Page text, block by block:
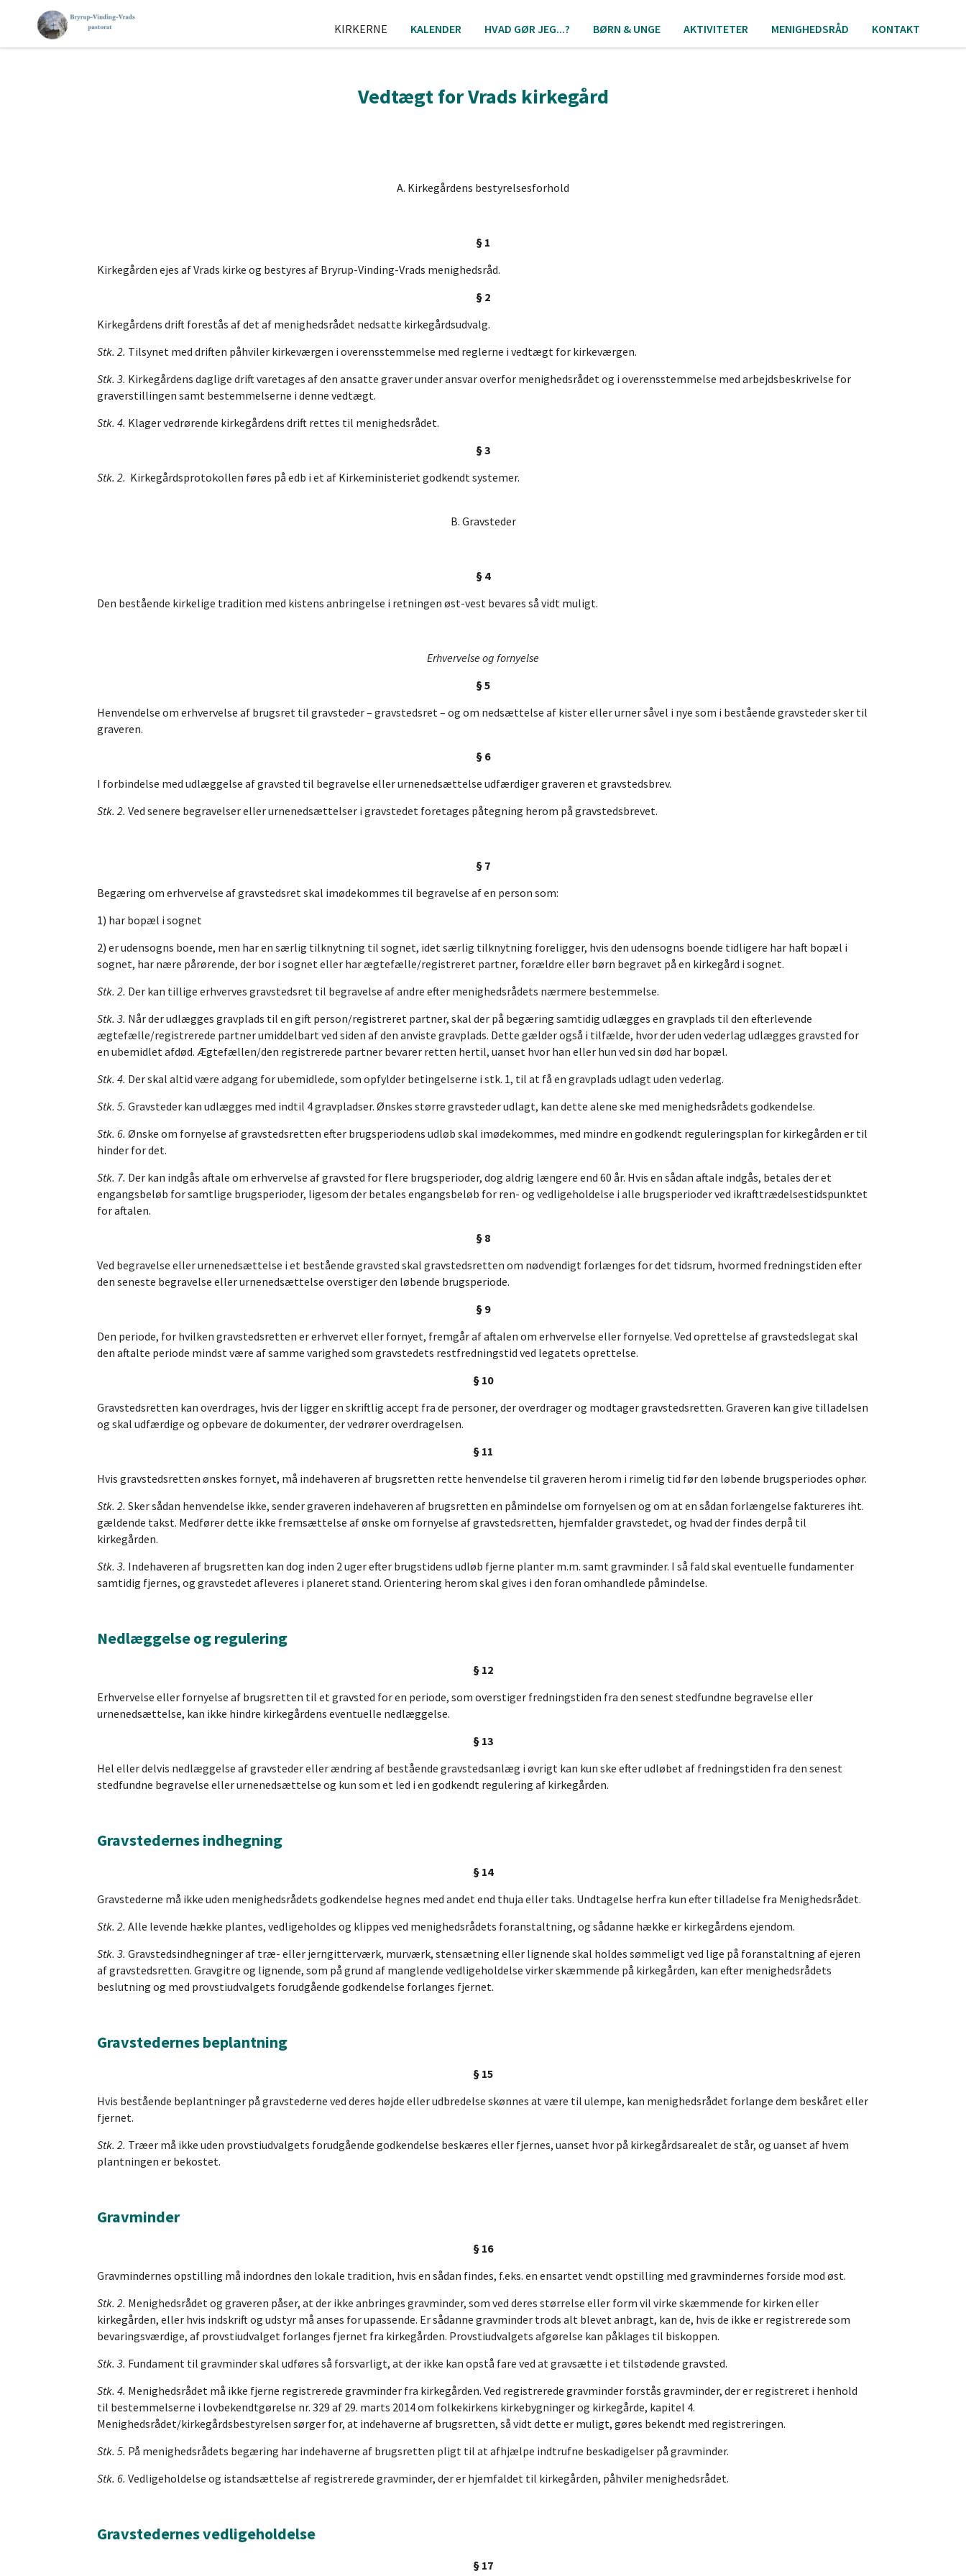
KIRKERNE KALENDER HVAD GØR JEG...? BØRN & UNGE AKTIVITETER MENIGHEDSRÅD KONTAKT
Vedtægt for Vrads kirkegård
A. Kirkegårdens bestyrelsesforhold
§ 1
Kirkegården ejes af Vrads kirke og bestyres af Bryrup-Vinding-Vrads menighedsråd.
§ 2
Kirkegårdens drift forestås af det af menighedsrådet nedsatte kirkegårdsudvalg.
Stk. 2. Tilsynet med driften påhviler kirkeværgen i overensstemmelse med reglerne i vedtægt for kirkeværgen.
Stk. 3. Kirkegårdens daglige drift varetages af den ansatte graver under ansvar overfor menighedsrådet og i overensstemmelse med arbejdsbeskrivelse for
graverstillingen samt bestemmelserne i denne vedtægt.
Stk. 4. Klager vedrørende kirkegårdens drift rettes til menighedsrådet.
§ 3
Stk. 2. Kirkegårdsprotokollen føres på edb i et af Kirkeministeriet godkendt systemer.
B. Gravsteder
§ 4
Den bestående kirkelige tradition med kistens anbringelse i retningen øst-vest bevares så vidt muligt.
Erhvervelse og fornyelse
§ 5
Henvendelse om erhvervelse af brugsret til gravsteder – gravstedsret – og om nedsættelse af kister eller urner såvel i nye som i bestående gravsteder sker til
graveren.
§ 6
I forbindelse med udlæggelse af gravsted til begravelse eller urnenedsættelse udfærdiger graveren et gravstedsbrev.
Stk. 2. Ved senere begravelser eller urnenedsættelser i gravstedet foretages påtegning herom på gravstedsbrevet.
§ 7
Begæring om erhvervelse af gravstedsret skal imødekommes til begravelse af en person som:
1) har bopæl i sognet
2) er udensogns boende, men har en særlig tilknytning til sognet, idet særlig tilknytning foreligger, hvis den udensogns boende tidligere har haft bopæl i
sognet, har nære pårørende, der bor i sognet eller har ægtefælle/registreret partner, forældre eller børn begravet på en kirkegård i sognet.
Stk. 2. Der kan tillige erhverves gravstedsret til begravelse af andre efter menighedsrådets nærmere bestemmelse.
Stk. 3. Når der udlægges gravplads til en gift person/registreret partner, skal der på begæring samtidig udlægges en gravplads til den efterlevende
ægtefælle/registrerede partner umiddelbart ved siden af den anviste gravplads. Dette gælder også i tilfælde, hvor der uden vederlag udlægges gravsted for
en ubemidlet afdød. Ægtefællen/den registrerede partner bevarer retten hertil, uanset hvor han eller hun ved sin død har bopæl.
Stk. 4. Der skal altid være adgang for ubemidlede, som opfylder betingelserne i stk. 1, til at få en gravplads udlagt uden vederlag.
Stk. 5. Gravsteder kan udlægges med indtil 4 gravpladser. Ønskes større gravsteder udlagt, kan dette alene ske med menighedsrådets godkendelse.
Stk. 6. Ønske om fornyelse af gravstedsretten efter brugsperiodens udløb skal imødekommes, med mindre en godkendt reguleringsplan for kirkegården er til
hinder for det.
Stk. 7. Der kan indgås aftale om erhvervelse af gravsted for flere brugsperioder, dog aldrig længere end 60 år. Hvis en sådan aftale indgås, betales der et
engangsbeløb for samtlige brugsperioder, ligesom der betales engangsbeløb for ren- og vedligeholdelse i alle brugsperioder ved ikrafttrædelsestidspunktet
for aftalen.
§ 8
Ved begravelse eller urnenedsættelse i et bestående gravsted skal gravstedsretten om nødvendigt forlænges for det tidsrum, hvormed fredningstiden efter
den seneste begravelse eller urnenedsættelse overstiger den løbende brugsperiode.
§ 9
Den periode, for hvilken gravstedsretten er erhvervet eller fornyet, fremgår af aftalen om erhvervelse eller fornyelse. Ved oprettelse af gravstedslegat skal
den aftalte periode mindst være af samme varighed som gravstedets restfredningstid ved legatets oprettelse.
§ 10
Gravstedsretten kan overdrages, hvis der ligger en skriftlig accept fra de personer, der overdrager og modtager gravstedsretten. Graveren kan give tilladelsen
og skal udfærdige og opbevare de dokumenter, der vedrører overdragelsen.
§ 11
Hvis gravstedsretten ønskes fornyet, må indehaveren af brugsretten rette henvendelse til graveren herom i rimelig tid før den løbende brugsperiodes ophør.
Stk. 2. Sker sådan henvendelse ikke, sender graveren indehaveren af brugsretten en påmindelse om fornyelsen og om at en sådan forlængelse faktureres iht.
gældende takst. Medfører dette ikke fremsættelse af ønske om fornyelse af gravstedsretten, hjemfalder gravstedet, og hvad der findes derpå til
kirkegården.
Stk. 3. Indehaveren af brugsretten kan dog inden 2 uger efter brugstidens udløb fjerne planter m.m. samt gravminder. I så fald skal eventuelle fundamenter
samtidig fjernes, og gravstedet afleveres i planeret stand. Orientering herom skal gives i den foran omhandlede påmindelse.
Nedlæggelse og regulering
§ 12
Erhvervelse eller fornyelse af brugsretten til et gravsted for en periode, som overstiger fredningstiden fra den senest stedfundne begravelse eller
urnenedsættelse, kan ikke hindre kirkegårdens eventuelle nedlæggelse.
§ 13
Hel eller delvis nedlæggelse af gravsteder eller ændring af bestående gravstedsanlæg i øvrigt kan kun ske efter udløbet af fredningstiden fra den senest
stedfundne begravelse eller urnenedsættelse og kun som et led i en godkendt regulering af kirkegården.
Gravstedernes indhegning
§ 14
Gravstederne må ikke uden menighedsrådets godkendelse hegnes med andet end thuja eller taks. Undtagelse herfra kun efter tilladelse fra Menighedsrådet.
Stk. 2. Alle levende hække plantes, vedligeholdes og klippes ved menighedsrådets foranstaltning, og sådanne hække er kirkegårdens ejendom.
Stk. 3. Gravstedsindhegninger af træ- eller jerngitterværk, murværk, stensætning eller lignende skal holdes sømmeligt ved lige på foranstaltning af ejeren
af gravstedsretten. Gravgitre og lignende, som på grund af manglende vedligeholdelse virker skæmmende på kirkegården, kan efter menighedsrådets
beslutning og med provstiudvalgets forudgående godkendelse forlanges fjernet.
Gravstedernes beplantning
§ 15
Hvis bestående beplantninger på gravstederne ved deres højde eller udbredelse skønnes at være til ulempe, kan menighedsrådet forlange dem beskåret eller
fjernet.
Stk. 2. Træer må ikke uden provstiudvalgets forudgående godkendelse beskæres eller fjernes, uanset hvor på kirkegårdsarealet de står, og uanset af hvem
plantningen er bekostet.
Gravminder
§ 16
Gravmindernes opstilling må indordnes den lokale tradition, hvis en sådan findes, f.eks. en ensartet vendt opstilling med gravmindernes forside mod øst.
Stk. 2. Menighedsrådet og graveren påser, at der ikke anbringes gravminder, som ved deres størrelse eller form vil virke skæmmende for kirken eller
kirkegården, eller hvis indskrift og udstyr må anses for upassende. Er sådanne gravminder trods alt blevet anbragt, kan de, hvis de ikke er registrerede som
bevaringsværdige, af provstiudvalget forlanges fjernet fra kirkegården. Provstiudvalgets afgørelse kan påklages til biskoppen.
Stk. 3. Fundament til gravminder skal udføres så forsvarligt, at der ikke kan opstå fare ved at gravsætte i et tilstødende gravsted.
Stk. 4. Menighedsrådet må ikke fjerne registrerede gravminder fra kirkegården. Ved registrerede gravminder forstås gravminder, der er registreret i henhold
til bestemmelserne i lovbekendtgørelse nr. 329 af 29. marts 2014 om folkekirkens kirkebygninger og kirkegårde, kapitel 4.
Menighedsrådet/kirkegårdsbestyrelsen sørger for, at indehaverne af brugsretten, så vidt dette er muligt, gøres bekendt med registreringen.
Stk. 5. På menighedsrådets begæring har indehaverne af brugsretten pligt til at afhjælpe indtrufne beskadigelser på gravminder.
Stk. 6. Vedligeholdelse og istandsættelse af registrerede gravminder, der er hjemfaldet til kirkegården, påhviler menighedsrådet.
Gravstedernes vedligeholdelse
§ 17